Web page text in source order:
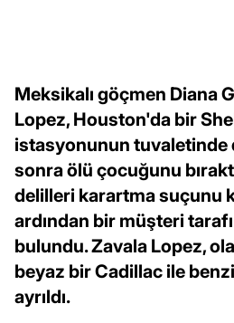
Meksikalı göçmen Diana
Lopez, Houston'da bir
istasyonunun tuvaletinde
sonra ölü çocuğunu
delilleri karartma suçunu
ardından bir müşteri
bulundu. Zavala Lopez,
beyaz bir Cadillac ile
ayrıldı.